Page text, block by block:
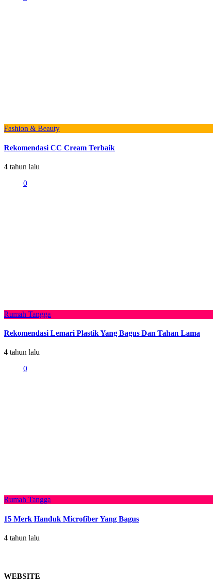
Fashion & Beauty
Rekomendasi CC Cream Terbaik
4 tahun lalu
0
Rumah Tangga
Rekomendasi Lemari Plastik Yang Bagus Dan Tahan Lama
4 tahun lalu
0
Rumah Tangga
15 Merk Handuk Microfiber Yang Bagus
4 tahun lalu
WEBSITE